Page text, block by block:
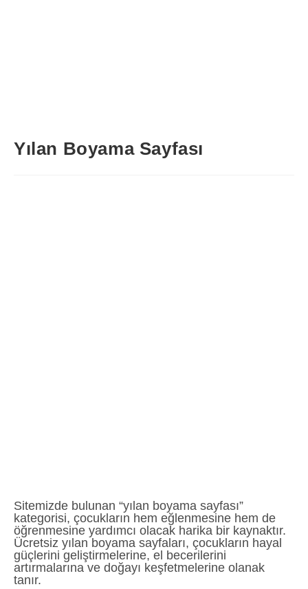
Yılan Boyama Sayfası
Sitemizde bulunan “yılan boyama sayfası”
kategorisi, çocukların hem eğlenmesine hem de
öğrenmesine yardımcı olacak harika bir kaynaktır.
Ücretsiz yılan boyama sayfaları, çocukların hayal
güçlerini geliştirmelerine, el becerilerini
artırmalarına ve doğayı keşfetmelerine olanak
tanır.